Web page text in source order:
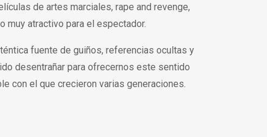
de artes marciales, rape and revenge,
muy atractivo para el espectador.
fuente de guiños, referencias ocultas y
desentrañar para ofrecernos este sentido
con el que crecieron varias generaciones.